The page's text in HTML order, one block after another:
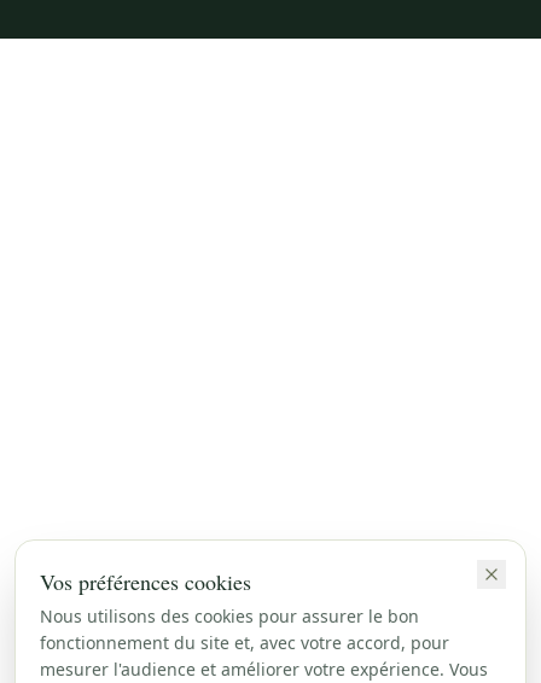
Vos préférences cookies
Nous utilisons des cookies pour assurer le bon
fonctionnement du site et, avec votre accord, pour
mesurer l'audience et améliorer votre expérience. Vous